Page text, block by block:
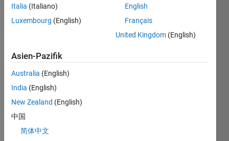
old and
If I
study
now,
will I be
able to
programs?'
Italia (Italiano)
Luxembourg (English)
English
Français
United Kingdom (English)
Asien-Pazifik
Australia (English)
India (English)
New Zealand (English)
中国
简体中文